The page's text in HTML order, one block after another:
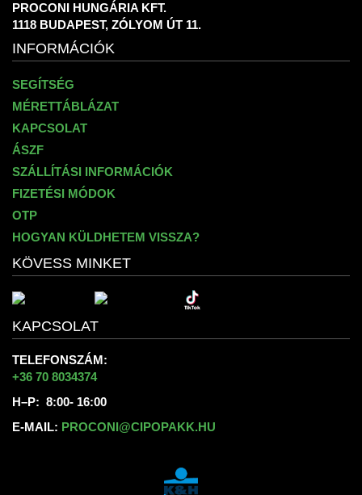
PROCONI HUNGÁRIA KFT.
1118 BUDAPEST, ZÓLYOM ÚT 11.
INFORMÁCIÓK
SEGÍTSÉG
MÉRETTÁBLÁZAT
KAPCSOLAT
ÁSZF
SZÁLLÍTÁSI INFORMÁCIÓK
FIZETÉSI MÓDOK
OTP
HOGYAN KÜLDHETEM VISSZA?
KÖVESS MINKET
KAPCSOLAT
TELEFONSZÁM:
+36 70 8034374
H–P: 8:00- 16:00
E-MAIL: PROCONI@CIPOPAKK.HU